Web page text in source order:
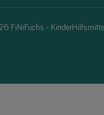
FiNiFuchs -